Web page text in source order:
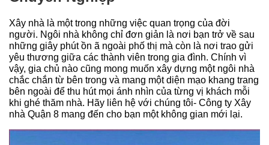
Xây nhà là một trong những việc quan trọng của đời
người. Ngôi nhà không chỉ đơn giản là nơi bạn trở về sau
những giây phút ồn ã ngoài phố thị mà còn là nơi trao gửi
yêu thương giữa các thành viên trong gia đình. Chính vì
vậy, gia chủ nào cũng mong muốn xây dựng một ngôi nhà
chắc chắn từ bên trong và mang một diện mạo khang trang
bên ngoài để thu hút mọi ánh nhìn của từng vị khách mỗi
khi ghé thăm nhà. Hãy liên hệ với chúng tôi- Công ty Xây
nhà Quận 8 mang đến cho bạn một không gian mới lại.